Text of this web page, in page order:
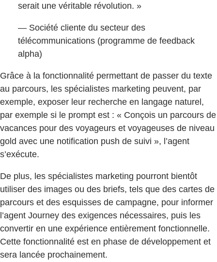
serait une véritable révolution. »
— Société cliente du secteur des
télécommunications (programme de feedback
alpha)
Grâce à la fonctionnalité permettant de passer du texte
au parcours, les spécialistes marketing peuvent, par
exemple, exposer leur recherche en langage naturel,
par exemple si le prompt est : « Conçois un parcours de
vacances pour des voyageurs et voyageuses de niveau
gold avec une notification push de suivi », l’agent
s’exécute.
De plus, les spécialistes marketing pourront bientôt
utiliser des images ou des briefs, tels que des cartes de
parcours et des esquisses de campagne, pour informer
l’agent Journey des exigences nécessaires, puis les
convertir en une expérience entièrement fonctionnelle.
Cette fonctionnalité est en phase de développement et
sera lancée prochainement.